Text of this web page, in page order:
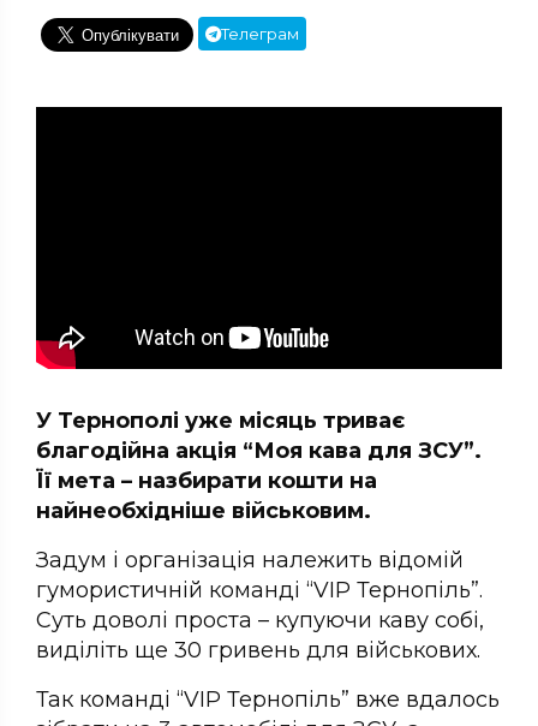
Телеграм
У Тернополі уже місяць триває
благодійна акція “Моя кава для ЗСУ”.
Її мета – назбирати кошти на
найнеобхідніше військовим.
Задум і організація належить відомій
гумористичній команді “VIP Тернопіль”.
Суть доволі проста – купуючи каву собі,
виділіть ще 30 гривень для військових.
Так команді “VIP Тернопіль” вже вдалось